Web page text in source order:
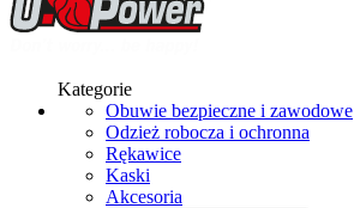
Kategorie
Obuwie bezpieczne i zawodowe
Odzież robocza i ochronna
Rękawice
Kaski
Akcesoria